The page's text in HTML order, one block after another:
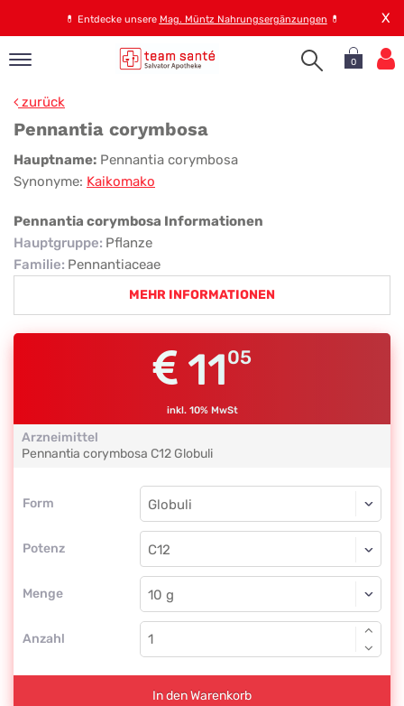
💊 Entdecke unsere Mag. Müntz Nahrungsergänzungen 💊 X
0
zurück
Pennantia corymbosa
Pennantia
corymbosa
Hauptname: Pennantia corymbosa
Synonyme: Kaikomako
Pennantia corymbosa Informationen
Hauptgruppe: Pflanze
Familie: Pennantiaceae
MEHR INFORMATIONEN
1105
inkl. 10% MwSt
Arzneimittel
Pennantia corymbosa C12 Globuli
Form
Form
Potenz
Globuli
C12
Menge
Globuli
Anzahl
In den Warenkorb